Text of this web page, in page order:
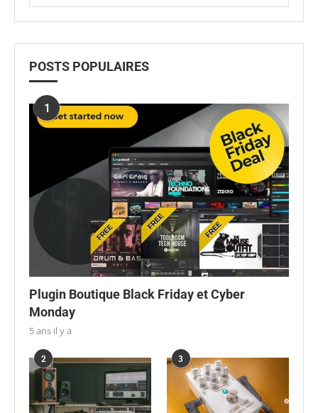
POSTS POPULAIRES
1
Plugin Boutique Black Friday et Cyber
Monday
5 ans il y a
2 3